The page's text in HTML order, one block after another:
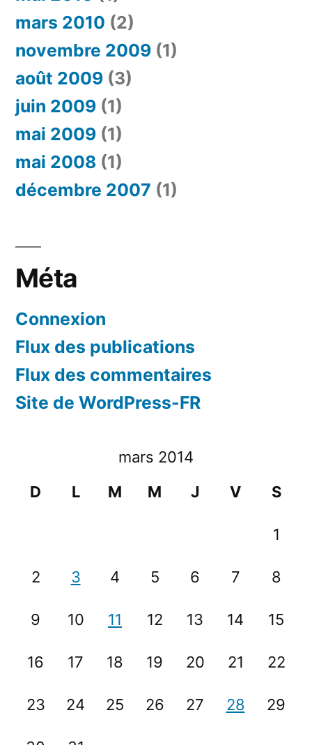
mars 2010 (2)
novembre 2009 (1)
août 2009 (3)
juin 2009 (1)
mai 2009 (1)
mai 2008 (1)
décembre 2007 (1)
Méta
Connexion
Flux des publications
Flux des commentaires
Site de WordPress-FR
mars 2014
D
L M M J V S
1
2 3 4 5 6 7 8
9 10 11 12 13 14 15
16 17 18 19 20 21 22
23 24 25 26 27 28 29